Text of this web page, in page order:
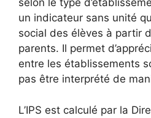
selon le type
un indicateur sans unité
social des élèves à partir
parents. Il permet
entre les établissements
pas être interprété de
L’IPS est calculé par la